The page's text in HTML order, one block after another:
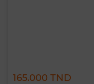
165.000 TND